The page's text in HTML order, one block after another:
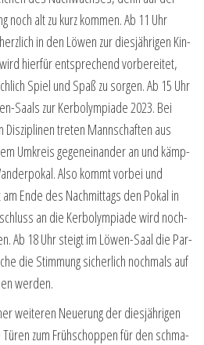
alt zu kurz kom­men. Ab 11 Uhr
in den Löwen zur dies­jäh­ri­gen Kin­
hier­für ent­spre­chend vor­be­rei­tet,
Spiel und Spaß zu sor­gen. Ab 15 Uhr
Saals zur Ker­bo­lym­pia­de 2023. Bei
tre­ten Mann­schaf­ten aus
Umkreis gegen­ein­an­der an und kämp­
Also kommt vor­bei und
Ende des Nach­mit­tags den Pokal in
an die Ker­bo­lym­pia­de wird noch­
Ab 18 Uhr steigt im Löwen-Saal die Par­
die Stim­mung sicher­lich noch­mals auf
werden.
wei­te­ren Neue­rung der dies­jäh­ri­gen
zum Früh­schop­pen für den schma­